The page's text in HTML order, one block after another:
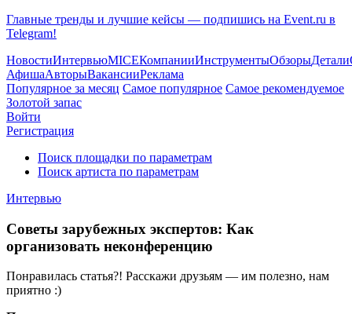
Главные тренды и лучшие кейсы — подпишись на Event.ru в
Telegram!
НовостиИнтервьюMICEКомпанииИнструментыОбзорыДетали
АфишаАвторыВакансииРеклама
Популярное за месяц Самое популярное Самое рекомендуемое
Золотой запас
Войти
Регистрация
Поиск площадки по параметрам
Поиск артиста по параметрам
Интервью
Советы зарубежных экспертов: Как
организовать неконференцию
Понравилась статья?! Расскажи друзьям — им полезно, нам
приятно :)